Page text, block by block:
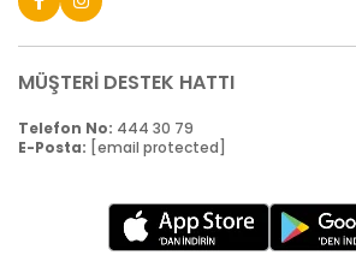
MÜŞTERİ DESTEK HATTI
Telefon No: 444 30 79
E-Posta: [email protected]